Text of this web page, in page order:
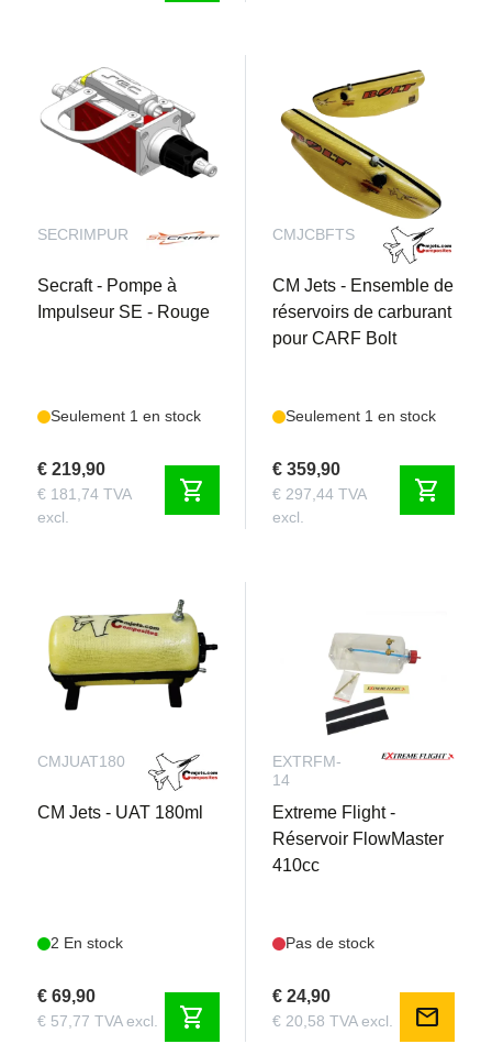
SECRIMPUR
Secraft - Pompe à
Impulseur SE - Rouge
Seulement 1 en stock
€ 219,90
€ 181,74 TVA
excl.
shopping_cart
CMJCBFTS
CM Jets - Ensemble de
réservoirs de carburant
pour CARF Bolt
Seulement 1 en stock
€ 359,90
€ 297,44 TVA
excl.
shopping_cart
CMJUAT180
CM Jets - UAT 180ml
2 En stock
€ 69,90
€ 57,77 TVA excl. shopping_cart
EXTRFM-
14
Extreme Flight -
Réservoir FlowMaster
410cc
Pas de stock
€ 24,90
€ 20,58 TVA excl. mail